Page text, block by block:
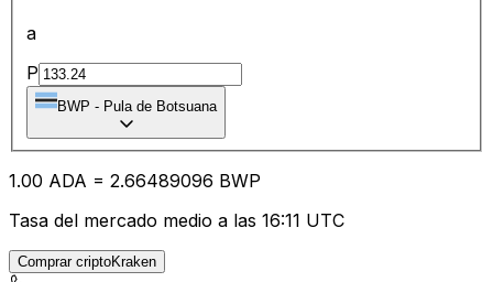
a
P
BWP - Pula de Botsuana
1.00 ADA = 2.66489096 BWP
Tasa del mercado medio a las 16:11 UTC
Comprar criptoKraken